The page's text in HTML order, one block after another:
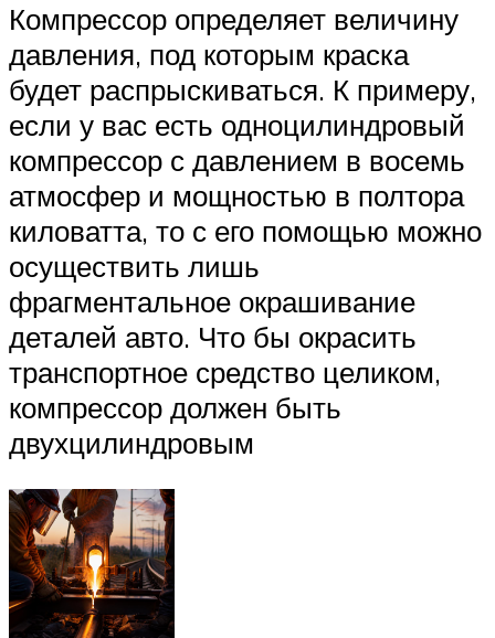
Компрессор определяет величину
давления, под которым краска
будет распрыскиваться. К примеру,
если у вас есть одноцилиндровый
компрессор с давлением в восемь
атмосфер и мощностью в полтора
киловатта, то с его помощью можно
осуществить лишь
фрагментальное окрашивание
деталей авто. Что бы окрасить
транспортное средство целиком,
компрессор должен быть
двухцилиндровым